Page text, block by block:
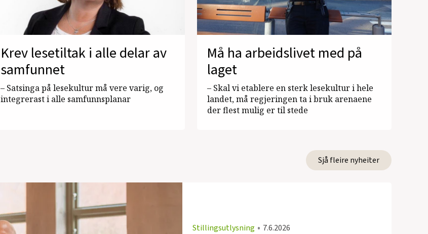
Krev lesetiltak i alle delar av
samfunnet
– Satsinga på lesekultur må vere varig, og
integrerast i alle samfunnsplanar
Må ha arbeidslivet med på
laget
– Skal vi etablere en sterk lesekultur i hele
landet, må regjeringen ta i bruk arenaene
der flest mulig er til stede
Sjå fleire nyheiter
Stillingsutlysning • 7.6.2026